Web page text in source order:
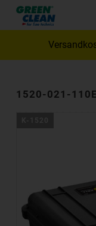
Skip
1520-021-110E